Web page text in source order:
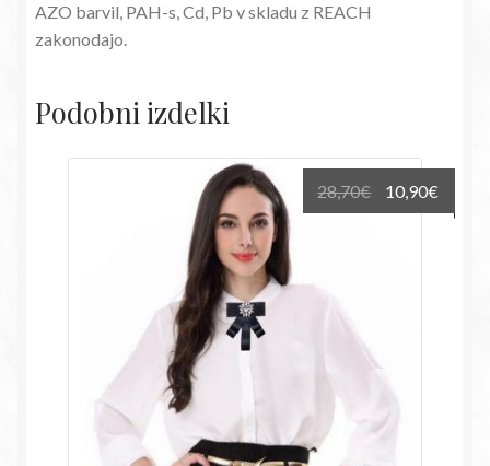
AZO barvil, PAH-s, Cd, Pb v skladu z REACH
zakonodajo.
Podobni izdelki
28,70€
Izvirna
cena
10,90€
cena